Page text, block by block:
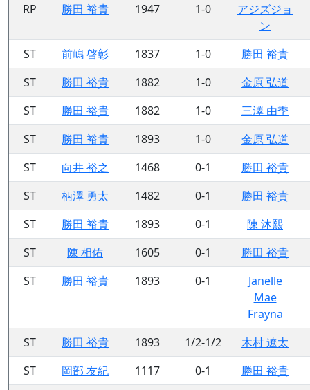
RP
勝田 裕貴 1947 1-0
アジズジョ
ン
ST
前嶋 啓彰 1837 1-0
勝田 裕貴
ST
勝田 裕貴 1882 1-0
金原 弘道
ST
勝田 裕貴 1882 1-0
三澤 由季
ST
勝田 裕貴 1893 1-0
金原 弘道
ST
向井 裕之 1468 0-1
勝田 裕貴
ST
柄澤 勇太 1482 0-1
勝田 裕貴
ST
勝田 裕貴 1893 0-1
陳 沐熙
ST
陳 相佑 1605 0-1
勝田 裕貴
ST
勝田 裕貴 1893 0-1
Janelle
Mae
Frayna
ST
勝田 裕貴 1893 1/2-1/2
木村 遼太
ST
岡部 友紀 1117 0-1
勝田 裕貴